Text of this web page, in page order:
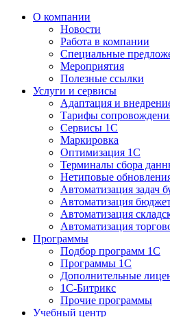
О компании
Новости
Работа в компании
Специальные
Мероприятия
Полезные ссылки
Услуги и сервисы
Адаптация и
Тарифы
Сервисы 1С
Маркировка
Оптимизация 1С
Терминалы сбора
Нетиповые
Автоматизация задач
Автоматизация
Автоматизация
Автоматизация
Программы
Подбор программ 1С
Программы 1С
Дополнительные
1С-Битрикс
Прочие программы
Учебный центр